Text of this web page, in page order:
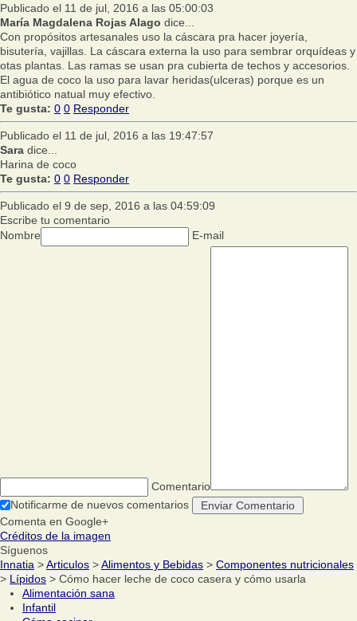
Publicado el 11 de jul, 2016 a las 05:00:03
María Magdalena Rojas Alago dice...
Con propósitos artesanales uso la cáscara pra hacer joyería,
bisutería, vajillas. La cáscara externa la uso para sembrar orquídeas y
otas plantas. Las ramas se usan pra cubierta de techos y accesorios.
El agua de coco la uso para lavar heridas(ulceras) porque es un
antibiótico natual muy efectivo.
Te gusta: 0 0 Responder
Publicado el 11 de jul, 2016 a las 19:47:57
Sara dice...
Harina de coco
Te gusta: 0 0 Responder
Publicado el 9 de sep, 2016 a las 04:59:09
Escribe tu comentario
Nombre
E-mail
Comentario
Notificarme de nuevos comentarios
Comenta en Google+
Créditos de la imagen
Síguenos
Innatia >Articulos >Alimentos y Bebidas > Componentes nutricionales
> Lípidos > Cómo hacer leche de coco casera y cómo usarla
Alimentación sana
Infantil